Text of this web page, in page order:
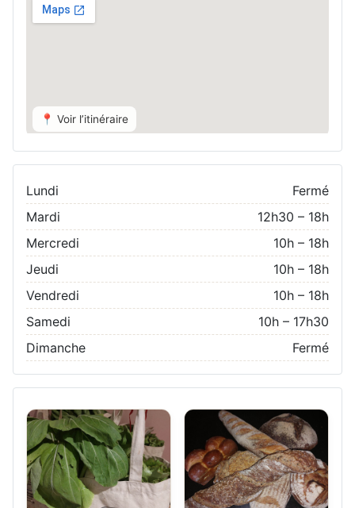
📍 Voir l’itinéraire
Lundi
Fermé
Mardi
12h30 – 18h
Mercredi
10h – 18h
Jeudi
10h – 18h
Vendredi
10h – 18h
Samedi
10h – 17h30
Dimanche
Fermé